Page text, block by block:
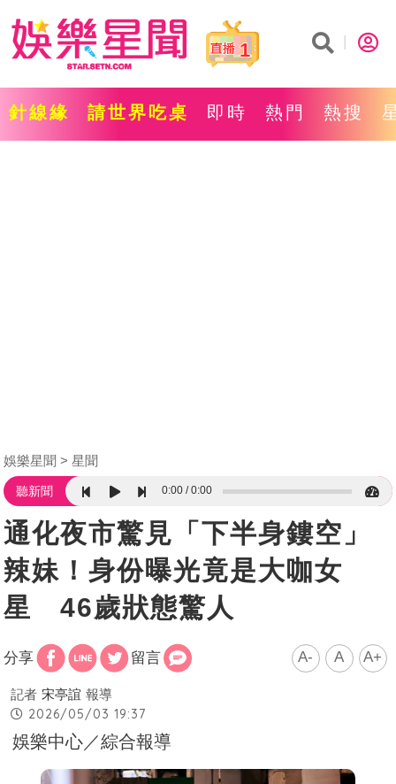
1
針線緣 請世界吃桌 即時 熱門 熱搜
娛樂星聞 星聞
聽新聞 0:00 0:00
通化夜市驚見「下半身鏤空」
辣妹！身份曝光竟是大咖女
星 46歲狀態驚人
分享 留言 A- A A+
記者 宋亭誼 報導
2026/05/03 19:37
娛樂中心／綜合報導